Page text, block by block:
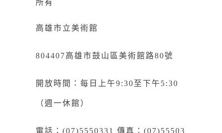
所有
高雄市立美術館
804407高雄市鼓山區美術館路80號
開放時間：每日上午9:30至下午5:30
（週一休館）
電話：(07)5550331 傳真：(07)55503